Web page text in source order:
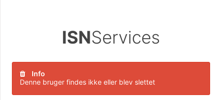
ISNServices
Info
Denne bruger findes ikke eller blev slettet